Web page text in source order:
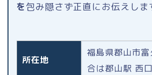
を包み隠さず正直にお伝えしま
所在地
福島県郡山市
合は郡山駅 西口